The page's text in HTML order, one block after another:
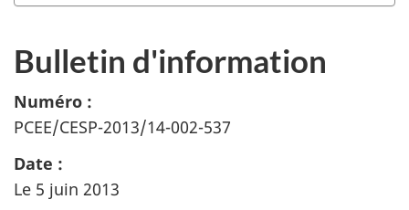
Bulletin d'information
Numéro :
PCEE/CESP-2013/14-002-537
Date :
Le 5 juin 2013